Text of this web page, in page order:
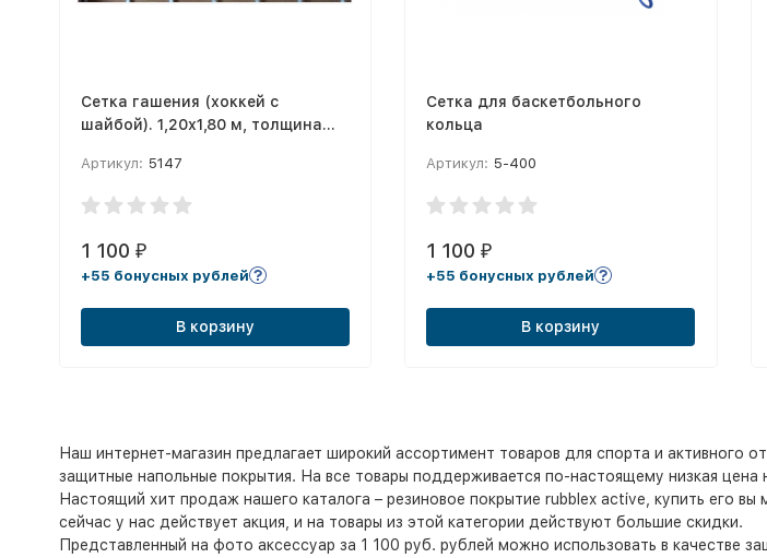
Сетка гашения (хоккей с
шайбой). 1,20х1,80 м, толщина
Артикул: 5147
1 100 ₽
+55 бонусных рублей
В корзину
Сетка для баскетбольного
кольца
Артикул: 5-400
1 100₽
+55 бонусных рублей
В корзину
Наш интернет-магазин предлагает широкий ассортимент товаров для спорта и активного
защитные напольные покрытия. На все товары поддерживается по-настоящему низкая цена
Настоящий хит продаж нашего каталога – резиновое покрытие rubblex active, купить его
сейчас у нас действует акция, и на товары из этой категории действуют большие скидки.
Представленный на фото аксессуар за 1 100 руб. рублей можно использовать в качестве